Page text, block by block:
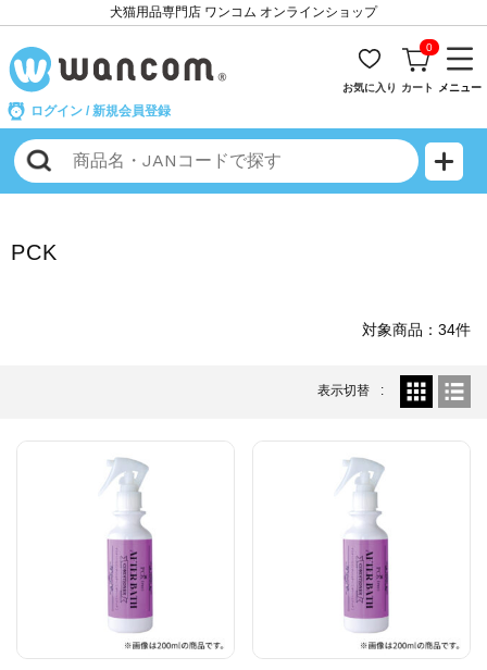
犬猫用品専門店 ワンコム オンラインショップ
ログイン / 新規会員登録
お気に入り
0
カート メニュー
PCK
対象商品：34件
表示切替